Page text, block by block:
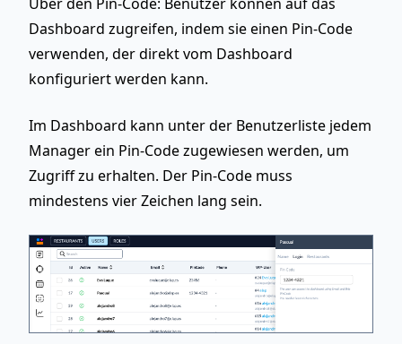
Dashboard zugreifen, indem sie einen Pin-Code
verwenden, der direkt vom Dashboard
konfiguriert werden kann.
Im Dashboard kann unter der Benutzerliste jedem
Manager ein Pin-Code zugewiesen werden, um
Zugriff zu erhalten. Der Pin-Code muss
mindestens vier Zeichen lang sein.